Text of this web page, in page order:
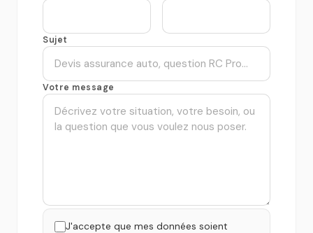
Sujet
Votre message
J'accepte que mes données soient